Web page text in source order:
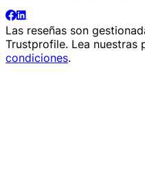
Las reseñas son
Trustprofile. Lea nuestras
condiciones.